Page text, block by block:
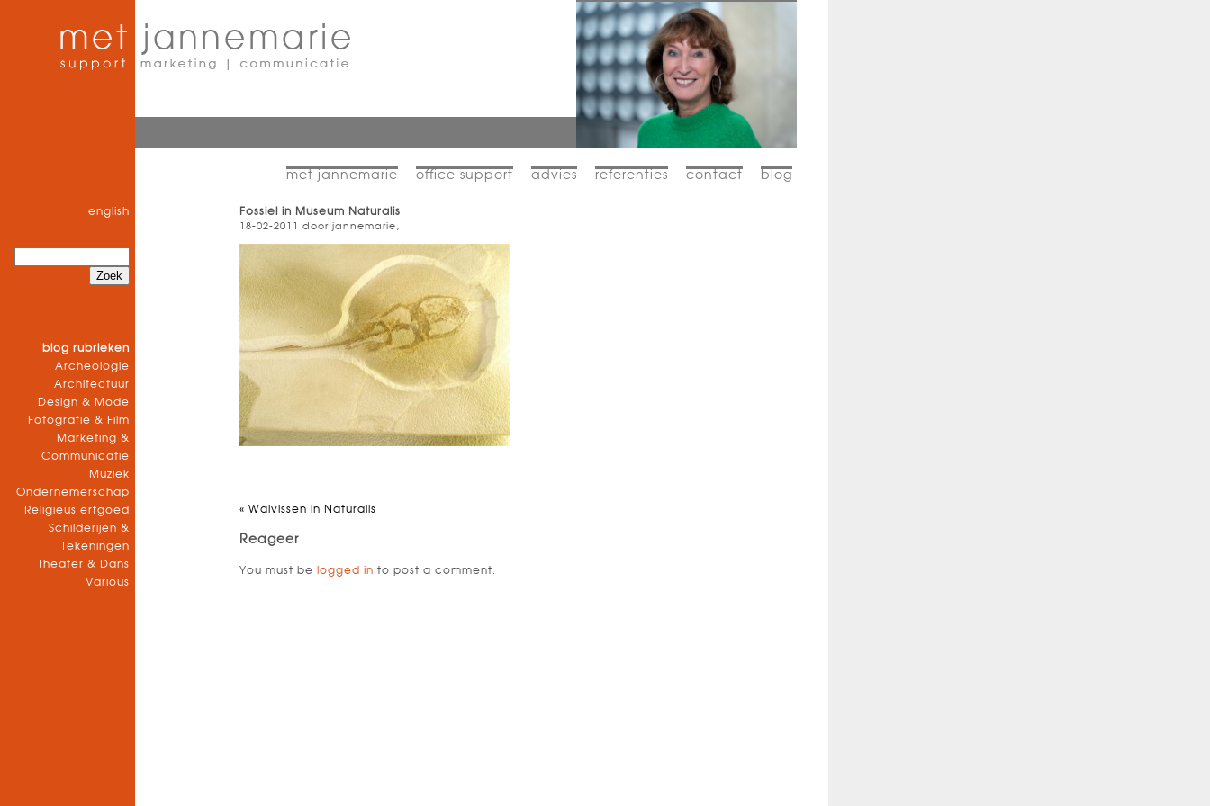
english
blog rubrieken
Archeologie
Architectuur
Design & Mode
Fotografie & Film
Marketing &
Communicatie
Muziek
Ondernemerschap
Religieus erfgoed
Schilderijen &
Tekeningen
Theater & Dans
Various
blog
contact
referenties
advies
office support
met jannemarie
Fossiel in Museum Naturalis
18-02-2011 door jannemarie,
« Walvissen in Naturalis
Reageer
You must be logged in to post a comment.